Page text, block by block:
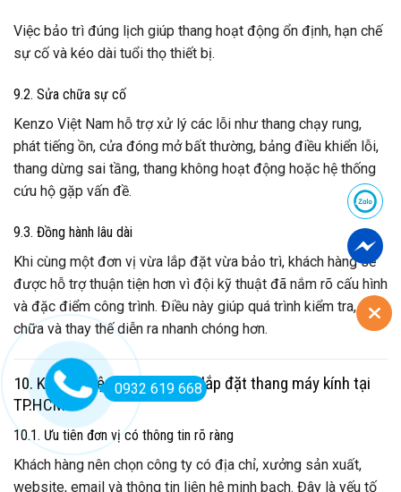
Việc bảo trì đúng lịch giúp thang hoạt động ổn định, hạn chế
sự cố và kéo dài tuổi thọ thiết bị.
9.2. Sửa chữa sự cố
Kenzo Việt Nam hỗ trợ xử lý các lỗi như thang chạy rung,
phát tiếng ồn, cửa đóng mở bất thường, bảng điều khiển lỗi,
thang dừng sai tầng, thang không hoạt động hoặc hệ thống
cứu hộ gặp vấn đề.
9.3. Đồng hành lâu dài
Khi cùng một đơn vị vừa lắp đặt vừa bảo trì, khách hàng sẽ
được hỗ trợ thuận tiện hơn vì đội kỹ thuật đã nắm rõ cấu hình
và đặc điểm công trình. Điều này giúp quá trình kiểm tra, sửa
chữa và thay thế diễn ra nhanh chóng hơn.
10. Kinh nghiệm chọn đơn vị lắp đặt thang máy kính tại
TP.HCM
10.1. Ưu tiên đơn vị có thông tin rõ ràng
Khách hàng nên chọn công ty có địa chỉ, xưởng sản xuất,
website, email và thông tin liên hệ minh bạch. Đây là yếu tố
0932 619 668